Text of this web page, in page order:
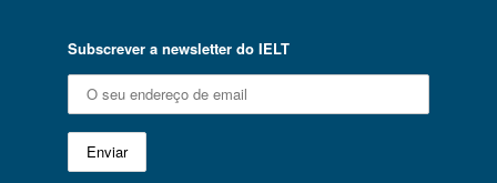
Subscrever a newsletter do IELT